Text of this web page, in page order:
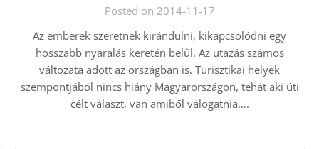
Posted on 2014-11-17
Az emberek szeretnek kirándulni, kikapcsolódni egy
hosszabb nyaralás keretén belül. Az utazás számos
változata adott az országban is. Turisztikai helyek
szempontjából nincs hiány Magyarországon, tehát aki úti
célt választ, van amiből válogatnia….